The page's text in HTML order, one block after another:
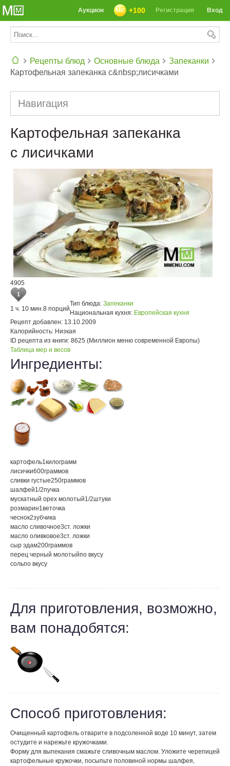
Вход
Регистрация
+100
Аукцион
Рецепты блюд Основные блюда
Запеканки
Картофельная запеканка с&nbsp;лисичками
Навигация
Картофельная запеканка
с лисичками
4905
1
1 ч. 10 мин.8 порций
Тип блюда: Запеканки
Национальная кухня: Европейская кухня
Рецепт добавлен: 13.10.2009
Калорийность: Низкая
ID рецепта из книги: 8625 (Миллион меню современной Европы)
Таблица мер и весов
Ингредиенты:
картофель1килограмм
лисички600граммов
сливки густые250граммов
шалфей1/2пучка
мускатный орех молотый1/2штуки
розмарин1веточка
чеснок2зубчика
масло сливочное3ст. ложки
масло оливковое3ст. ложки
сыр эдам200граммов
перец черный молотыйпо вкусу
сольпо вкусу
Для приготовления, возможно,
вам понадобятся:
Способ приготовления:
Очищенный картофель отварите в подсоленной воде 10 минут, затем
остудите и нарежьте кружочками.
Форму для выпекания смажьте сливочным маслом. Уложите черепицей
картофельные кружочки, посыпьте половиной нормы шалфея,